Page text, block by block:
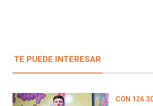
TE PUEDE INTERESAR
CON